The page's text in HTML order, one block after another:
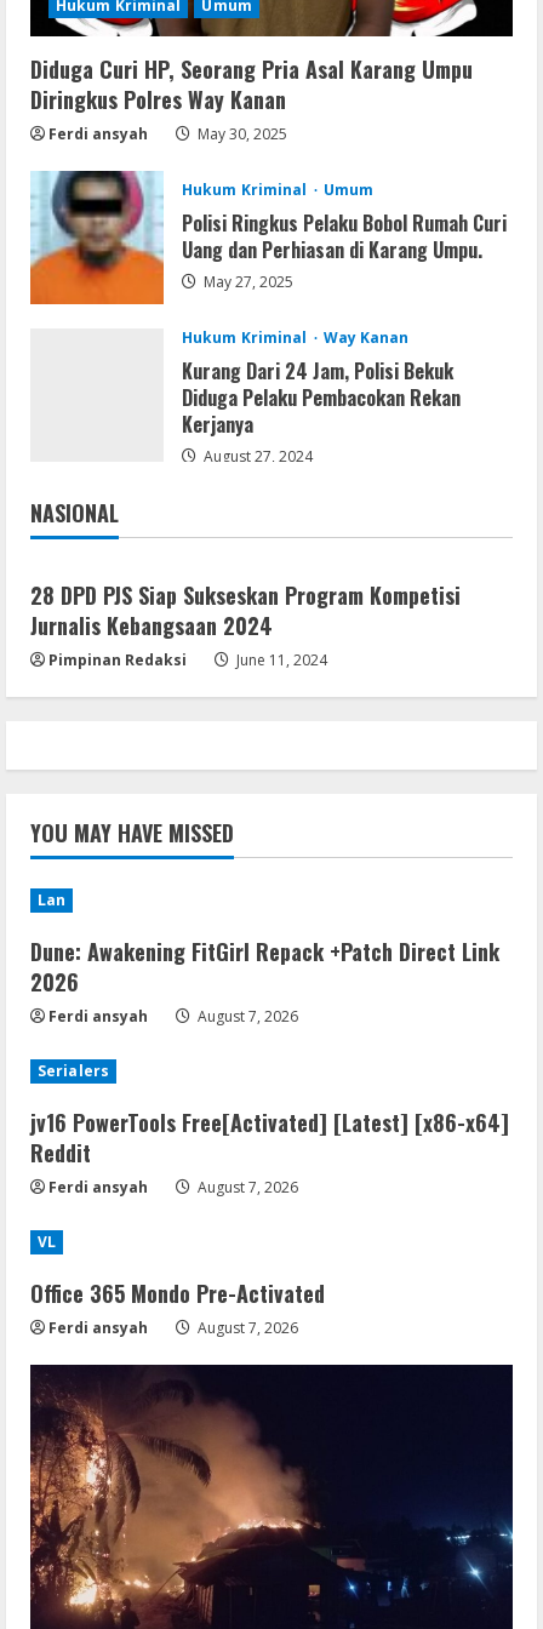
3
4
Umum
Kemarau Panjang Picu Kebakaran di
Sangkaran Bhakti; Rumah Ibu Yuli
Hangus Dilalap Api
August 7, 2026
Serialers
Adobe Acrobat Pro 2021 Portable only
[100% Worked] [Windows] 2025
August 7, 2026
Hukum Kriminal Umum
Diduga Curi HP, Seorang Pria Asal Karang Umpu
Diringkus Polres Way Kanan
Ferdi ansyah May 30, 2025
Hukum Kriminal Umum
Polisi Ringkus Pelaku Bobol Rumah Curi
Uang dan Perhiasan di Karang Umpu.
May 27, 2025
Hukum Kriminal Way Kanan
Kurang Dari 24 Jam, Polisi Bekuk
Diduga Pelaku Pembacokan Rekan
Kerjanya
August 27, 2024
NASIONAL
Jakarta
28 DPD PJS Siap Sukseskan Program Kompetisi
Jurnalis Kebangsaan 2024
Pimpinan Redaksi June 11, 2024
YOU MAY HAVE MISSED
Lan
Dune: Awakening FitGirl Repack +Patch Direct Link
2026
Ferdi ansyah August 7, 2026
Serialers
jv16 PowerTools Free[Activated] [Latest] [x86-x64]
Reddit
Ferdi ansyah August 7, 2026
VL
Office 365 Mondo Pre-Activated
Ferdi ansyah August 7, 2026